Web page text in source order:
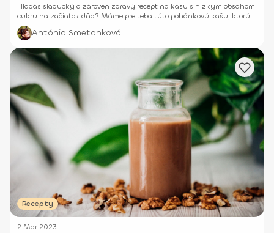
Hľadáš sladučký a zároveň zdravý recept na kašu s nízkym obsahom
cukru na začiatok dňa? Máme pre teba túto pohánkovú kašu, ktorú
si môžeš pripraviť buď v Luli chef, alebo klasickom mixéri a dochutiť
všetkým, čo máš rada. A perfektné raňajky sú na svete!
Antónia Smetanková
Recepty
2 Mar 2023